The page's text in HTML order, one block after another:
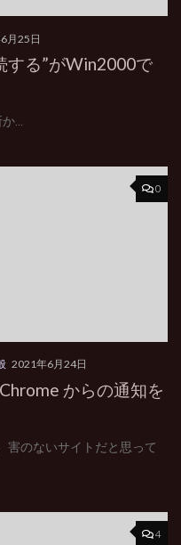
月25日
する”がWin2000で
...
0
2021年6月24日
からの通知を
害のないサイトだと思って
4